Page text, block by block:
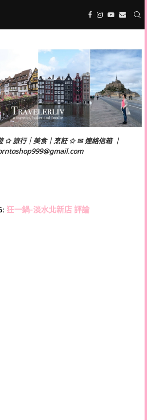
✩ 旅行｜美食｜烹飪 ✩ ✉ 連絡信箱 ｜
狂一鍋-淡水北新店 評論